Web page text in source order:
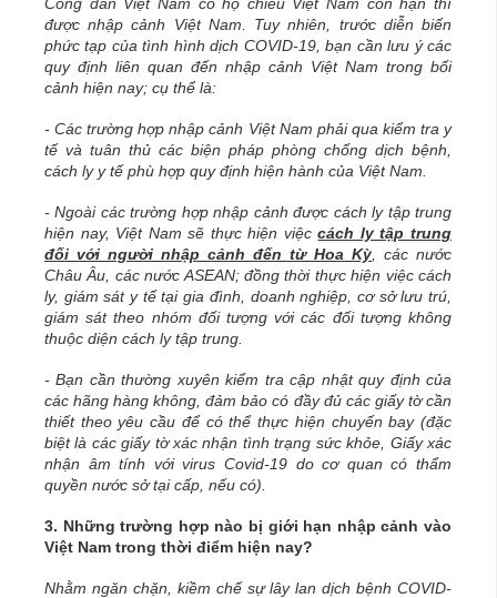
được nhập cảnh Việt Nam. Tuy nhiên, trước diễn biến
phức tạp của tình hình dịch COVID-19, bạn cần lưu ý các
quy định liên quan đến nhập cảnh Việt Nam trong bối
cảnh hiện nay; cụ thể là:
- Các trường hợp nhập cảnh Việt Nam phải qua kiểm tra y
tế và tuân thủ các biện pháp phòng chống dịch bệnh,
cách ly y tế phù hợp quy định hiện hành của Việt Nam.
- Ngoài các trường hợp nhập cảnh được cách ly tập trung
hiện nay, Việt Nam sẽ thực hiện việccách ly tập trung
đối với người nhập cảnh đến từ Hoa Kỳ , các nước
Châu Âu, các nước ASEAN; đồng thời thực hiện việc cách
ly, giám sát y tế tại gia đình, doanh nghiệp, cơ sở lưu trú,
giám sát theo nhóm đối tượng với các đối tượng không
thuộc diện cách ly tập trung.
- Bạn cần thường xuyên kiểm tra cập nhật quy định của
các hãng hàng không, đảm bảo có đầy đủ các giấy tờ cần
thiết theo yêu cầu để có thể thực hiện chuyến bay (đặc
biệt là các giấy tờ xác nhận tình trạng sức khỏe, Giấy xác
nhận âm tính với virus Covid-19 do cơ quan có thẩm
quyền nước sở tại cấp, nếu có).
3. Những trường hợp nào bị giới hạn nhập cảnh vào
Việt Nam trong thời điểm hiện nay?
Nhằm ngăn chặn, kiềm chế sự lây lan dịch bệnh COVID-